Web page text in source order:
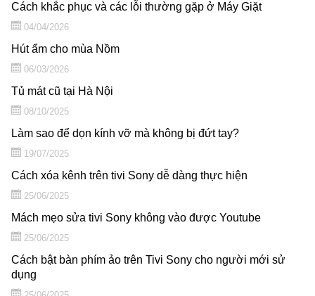
Cách khắc phục và các lỗi thường gặp ở Máy Giặt
04/04/2026
Hút ẩm cho mùa Nồm
06/03/2026
Tủ mát cũ tại Hà Nội
08/10/2025
Làm sao để dọn kính vỡ mà không bị đứt tay?
19/07/2025
Cách xóa kênh trên tivi Sony dễ dàng thực hiện
25/06/2025
Mách mẹo sửa tivi Sony không vào được Youtube
25/06/2025
Cách bật bàn phím ảo trên Tivi Sony cho người mới sử
dụng